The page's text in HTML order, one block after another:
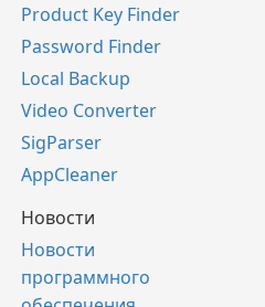
Product Key Finder
Password Finder
Local Backup
Video Converter
SigParser
AppCleaner
Новости
Новости
программного